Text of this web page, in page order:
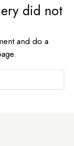
did not
and do a
.